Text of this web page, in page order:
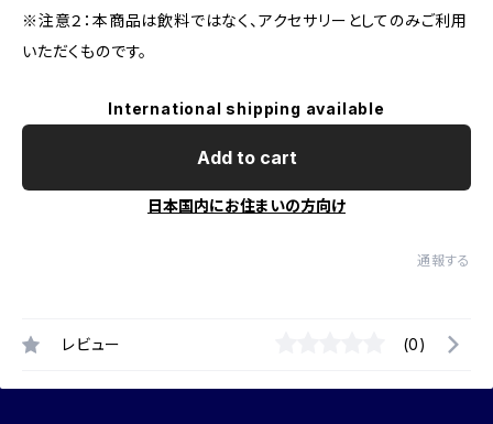
※注意２：本商品は飲料ではなく、アクセサリーとしてのみご利用
いただくものです。
International shipping available
Add to cart
日本国内にお住まいの方向け
通報する
レビュー (0)